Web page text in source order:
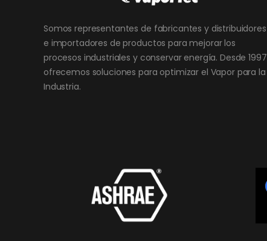
Somos representantes de fabricantes y distribuidores
e importadores de productos para mejorar los
procesos industriales y conservar energía. Desde 1997
ofrecemos soluciones para optimizar el Vapor para la
Industria.